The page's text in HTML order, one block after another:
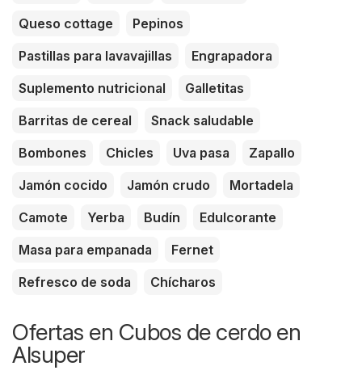
Queso cottage
Pepinos
Pastillas para lavavajillas
Engrapadora
Suplemento nutricional
Galletitas
Barritas de cereal
Snack saludable
Bombones
Chicles Uva pasa
Zapallo
Jamón cocido
Jamón crudo
Mortadela
Camote
Yerba Budín
Edulcorante
Masa para empanada
Fernet
Refresco de soda
Chícharos
Ofertas en Cubos de cerdo en
Alsuper